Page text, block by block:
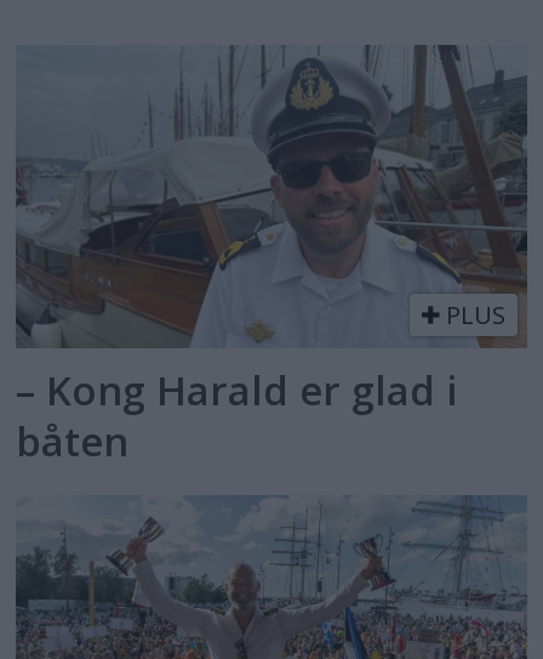
PLUS
– Kong Harald er glad i
båten